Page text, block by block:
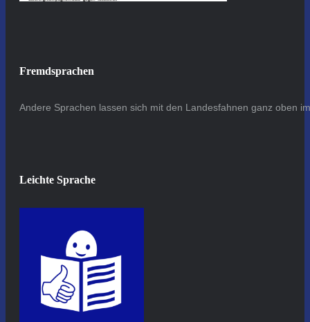
Fremdsprachen
Andere Sprachen lassen sich mit den Landesfahnen ganz oben
Leichte Sprache